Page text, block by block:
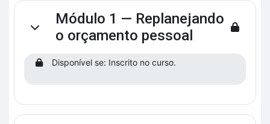
Contrair
Módulo 1 — Replanejando
o orçamento pessoal
Disponível se: Inscrito no curso.